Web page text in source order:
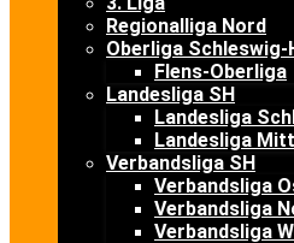
Regionalliga Nord
Oberliga
Flens-Oberliga
Landesliga SH
Landesliga
Landesliga
Verbandsliga SH
Verbandsliga
Verbandsliga
Verbandsliga